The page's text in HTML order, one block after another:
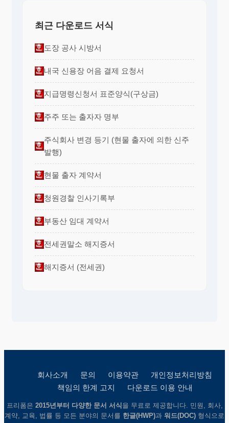
최근 다운로드 서식
도장 공사 시방서
내국 신용장 어음 결제 요청서
지급명령신청서 표준양식(구상금)
주주 또는 출자자 명부
주식회사 변경 등기 (현물 출자에 의한 신주
발행)
현물 출자 계약서
청원경찰 인사기록부
부동산 임대 계약서
전세권말소 해지증서
해지증서 (전세권)
회사소개 문의 이용약관
개인정보처리방침
책임의 한계 고지
다운로드 이용 안내
프리폼은 2015년부터 다양한 문서 서식 을 무료로 제공합니다. 민원, 회사,
계약, 교육, 법률 등 모든 분야의 문서를 한글(HWP)과 워드(DOC) 형식으로